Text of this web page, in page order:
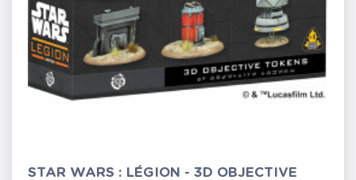
STAR WARS : LÉGION - 3D OBJECTIVE